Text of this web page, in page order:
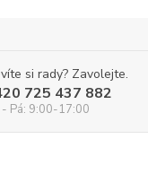
si rady? Zavolejte.
725 437 882
- Pá: 9:00-17:00